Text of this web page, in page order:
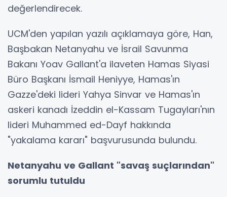
değerlendirecek.
UCM'den yapılan yazılı açıklamaya göre, Han,
Başbakan Netanyahu ve İsrail Savunma
Bakanı Yoav Gallant'a ilaveten Hamas Siyasi
Büro Başkanı İsmail Heniyye, Hamas'ın
Gazze'deki lideri Yahya Sinvar ve Hamas'ın
askeri kanadı İzeddin el-Kassam Tugayları'nın
lideri Muhammed ed-Dayf hakkında
"yakalama kararı" başvurusunda bulundu.
Netanyahu ve Gallant "savaş suçlarından"
sorumlu tutuldu